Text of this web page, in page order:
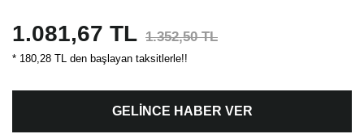
1.081,67 TL 1.352,50 TL
* 180,28 TL den başlayan taksitlerle!!
GELİNCE HABER VER